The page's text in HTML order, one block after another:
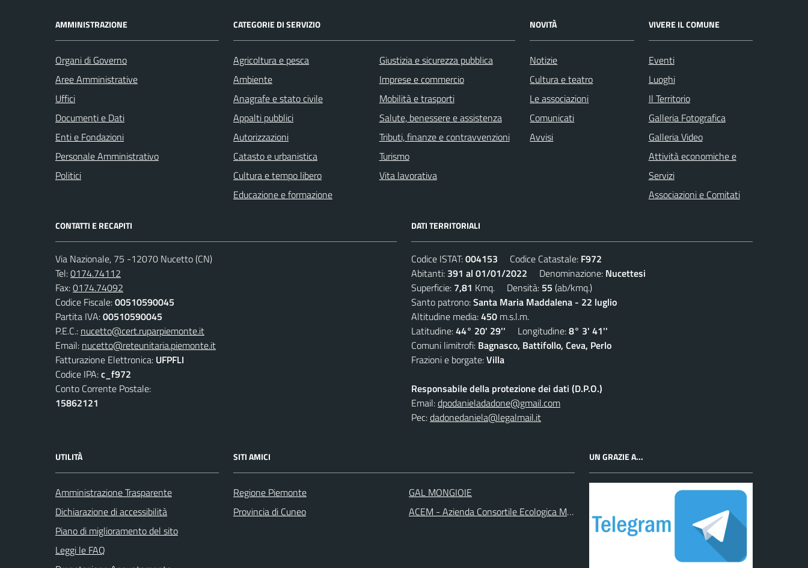
AMMINISTRAZIONE
Organi di Governo
Aree Amministrative
Uffici
Documenti e Dati
Enti e Fondazioni
Personale Amministrativo
Politici
CATEGORIE DI SERVIZIO
Agricoltura e pesca
Ambiente
Anagrafe e stato civile
Appalti pubblici
Autorizzazioni
Catasto e urbanistica
Cultura e tempo libero
Educazione e formazione
Giustizia e sicurezza pubblica
Imprese e commercio
Mobilità e trasporti
Salute, benessere e assistenza
Tributi, finanze e contravvenzioni
Turismo
Vita lavorativa
NOVITÀ
Notizie
Cultura e teatro
Le associazioni
Comunicati
Avvisi
VIVERE IL COMUNE
Eventi
Luoghi
Il Territorio
Galleria Fotografica
Galleria Video
Attività economiche e
Servizi
Associazioni e Comitati
CONTATTI E RECAPITI
Via Nazionale, 75 -12070 Nucetto (CN)
Tel:0174.74112
Fax:0174.74092
Codice Fiscale:00510590045
Partita IVA:00510590045
P.E.C.: nucetto@cert.ruparpiemonte.it
Email: nucetto@reteunitaria.piemonte.it
Fatturazione Elettronica: UFPFLI
Codice IPA:c_f972
Conto Corrente Postale:
15862121
DATI TERRITORIALI
Codice ISTAT:004153 Codice Catastale: F972
Abitanti: 391 al 01/01/2022 Denominazione: Nucettesi
Superficie: 7,81 Kmq. Densità: 55 (ab/kmq.)
Santo patrono:Santa Maria Maddalena - 22 luglio
Altitudine media:450 m.s.l.m.
Latitudine:44° 20' 29'' Longitudine:8° 3' 41''
Comuni limitrofi: Bagnasco, Battifollo, Ceva, Perlo
Frazioni e borgate:Villa
Responsabile della protezione dei dati (D.P.O.)
Email:dpodanieladadone@gmail.com
Pec:dadonedaniela@legalmail.it
UTILITÀ
Amministrazione Trasparente
Dichiarazione di accessibilità
Piano di miglioramento del sito
Leggi le FAQ
SITI AMICI
Regione Piemonte
Provincia di Cuneo
GAL MONGIOIE
ACEM - Azienda Consortile Ecologica Monregalese
UN GRAZIE A...